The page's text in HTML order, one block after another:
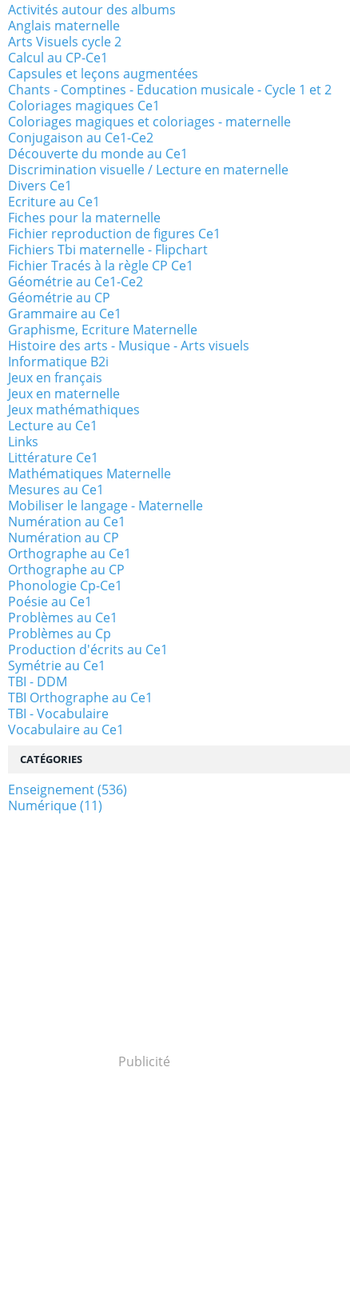
Activités autour des albums
Anglais maternelle
Arts Visuels cycle 2
Calcul au CP-Ce1
Capsules et leçons augmentées
Chants - Comptines - Education musicale - Cycle 1 et 2
Coloriages magiques Ce1
Coloriages magiques et coloriages - maternelle
Conjugaison au Ce1-Ce2
Découverte du monde au Ce1
Discrimination visuelle / Lecture en maternelle
Divers Ce1
Ecriture au Ce1
Fiches pour la maternelle
Fichier reproduction de figures Ce1
Fichiers Tbi maternelle - Flipchart
Fichier Tracés à la règle CP Ce1
Géométrie au Ce1-Ce2
Géométrie au CP
Grammaire au Ce1
Graphisme, Ecriture Maternelle
Histoire des arts - Musique - Arts visuels
Informatique B2i
Jeux en français
Jeux en maternelle
Jeux mathémathiques
Lecture au Ce1
Links
Littérature Ce1
Mathématiques Maternelle
Mesures au Ce1
Mobiliser le langage - Maternelle
Numération au Ce1
Numération au CP
Orthographe au Ce1
Orthographe au CP
Phonologie Cp-Ce1
Poésie au Ce1
Problèmes au Ce1
Problèmes au Cp
Production d'écrits au Ce1
Symétrie au Ce1
TBI - DDM
TBI Orthographe au Ce1
TBI - Vocabulaire
Vocabulaire au Ce1
CATÉGORIES
Enseignement(536)
Numérique(11)
Publicité